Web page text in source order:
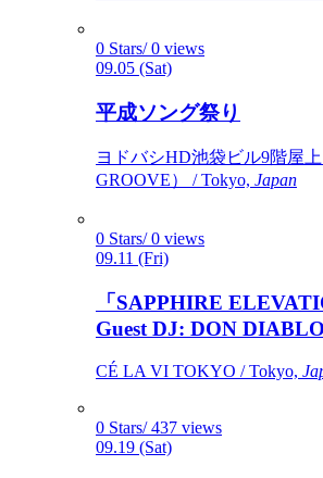
0 Stars/ 0 views
09.05 (Sat)
平成ソング祭り
ヨドバシHD池袋ビル9階屋
GROOVE） / Tokyo, Japan
0 Stars/ 0 views
09.11 (Fri)
「SAPPHIRE
Guest DJ: DON DIABLO
CÉ LA VI TOKYO / Tokyo,
0 Stars/ 437 views
09.19 (Sat)